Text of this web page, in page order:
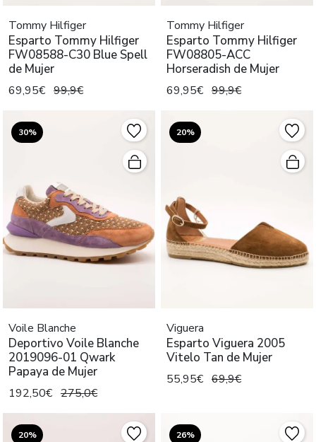
Tommy Hilfiger
Esparto Tommy Hilfiger
FW08588-C30 Blue Spell
de Mujer
69,95€ 99,9€
Tommy Hilfiger
Esparto Tommy Hilfiger
FW08805-ACC
Horseradish de Mujer
69,95€ 99,9€
30%
Voile Blanche
Deportivo Voile Blanche
2019096-01 Qwark
Papaya de Mujer
192,50€ 275,0€
20%
Viguera
Esparto Viguera 2005
Vitelo Tan de Mujer
55,95€ 69,9€
20% 26%